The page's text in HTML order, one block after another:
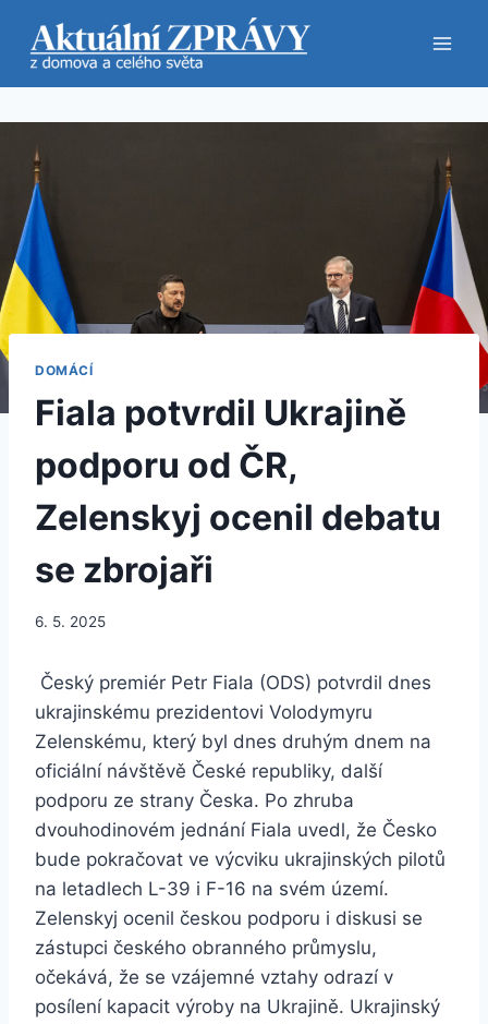
obsah
DOMÁCÍ
Fiala potvrdil Ukrajině
podporu od ČR,
Zelenskyj ocenil debatu
se zbrojaři
6. 5. 2025
Český premiér Petr Fiala (ODS) potvrdil dnes
ukrajinskému prezidentovi Volodymyru
Zelenskému, který byl dnes druhým dnem na
oficiální návštěvě České republiky, další
podporu ze strany Česka. Po zhruba
dvouhodinovém jednání Fiala uvedl, že Česko
bude pokračovat ve výcviku ukrajinských pilotů
na letadlech L-39 i F-16 na svém území.
Zelenskyj ocenil českou podporu i diskusi se
zástupci českého obranného průmyslu,
očekává, že se vzájemné vztahy odrazí v
posílení kapacit výroby na Ukrajině. Ukrajinský